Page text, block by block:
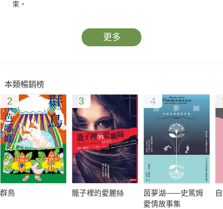
束。
更多
本類暢銷榜
2
群鳥
3
籠子裡的愛麗絲
4
茵夢湖——史篤姆
愛情故事集